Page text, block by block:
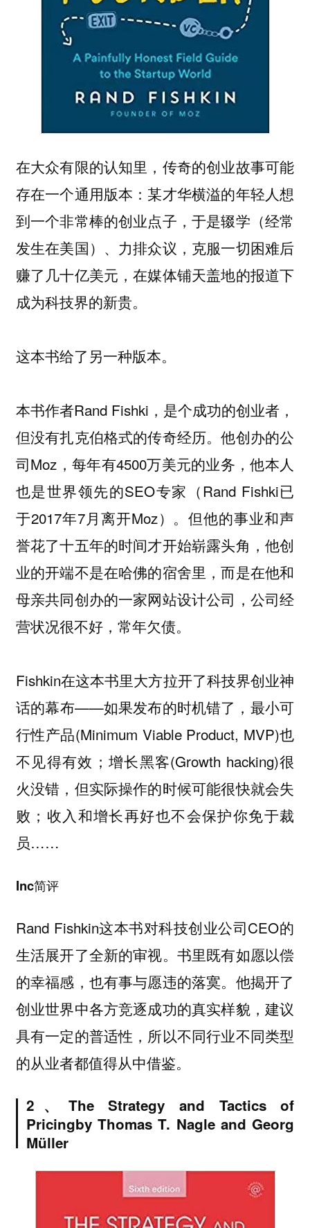
在大众有限的认知里，传奇的创业故事可能
存在一个通用版本：某才华横溢的年轻人想
到一个非常棒的创业点子，于是辍学（经常
发生在美国）、力排众议，克服一切困难后
赚了几十亿美元，在媒体铺天盖地的报道下
成为科技界的新贵。
这本书给了另一种版本。
本书作者Rand Fishki，是个成功的创业者，
但没有扎克伯格式的传奇经历。他创办的公
司Moz，每年有4500万美元的业务，他本人
也是世界领先的SEO专家（Rand Fishki已
于2017年7月离开Moz）。但他的事业和声
誉花了十五年的时间才开始崭露头角，他创
业的开端不是在哈佛的宿舍里，而是在他和
母亲共同创办的一家网站设计公司，公司经
营状况很不好，常年欠债。
Fishkin在这本书里大方拉开了科技界创业神
话的幕布——如果发布的时机错了，最小可
行性产品(Minimum Viable Product, MVP)也
不见得有效；增长黑客(Growth hacking)很
火没错，但实际操作的时候可能很快就会失
败；收入和增长再好也不会保护你免于裁
员……
Inc简评
Rand Fishkin这本书对科技创业公司CEO的
生活展开了全新的审视。书里既有如愿以偿
的幸福感，也有事与愿违的落寞。他揭开了
创业世界中各方竞逐成功的真实样貌，建议
具有一定的普适性，所以不同行业不同类型
的从业者都值得从中借鉴。
2、 The Strategy and Tactics of
Pricingby Thomas T. Nagle and Georg
Müller